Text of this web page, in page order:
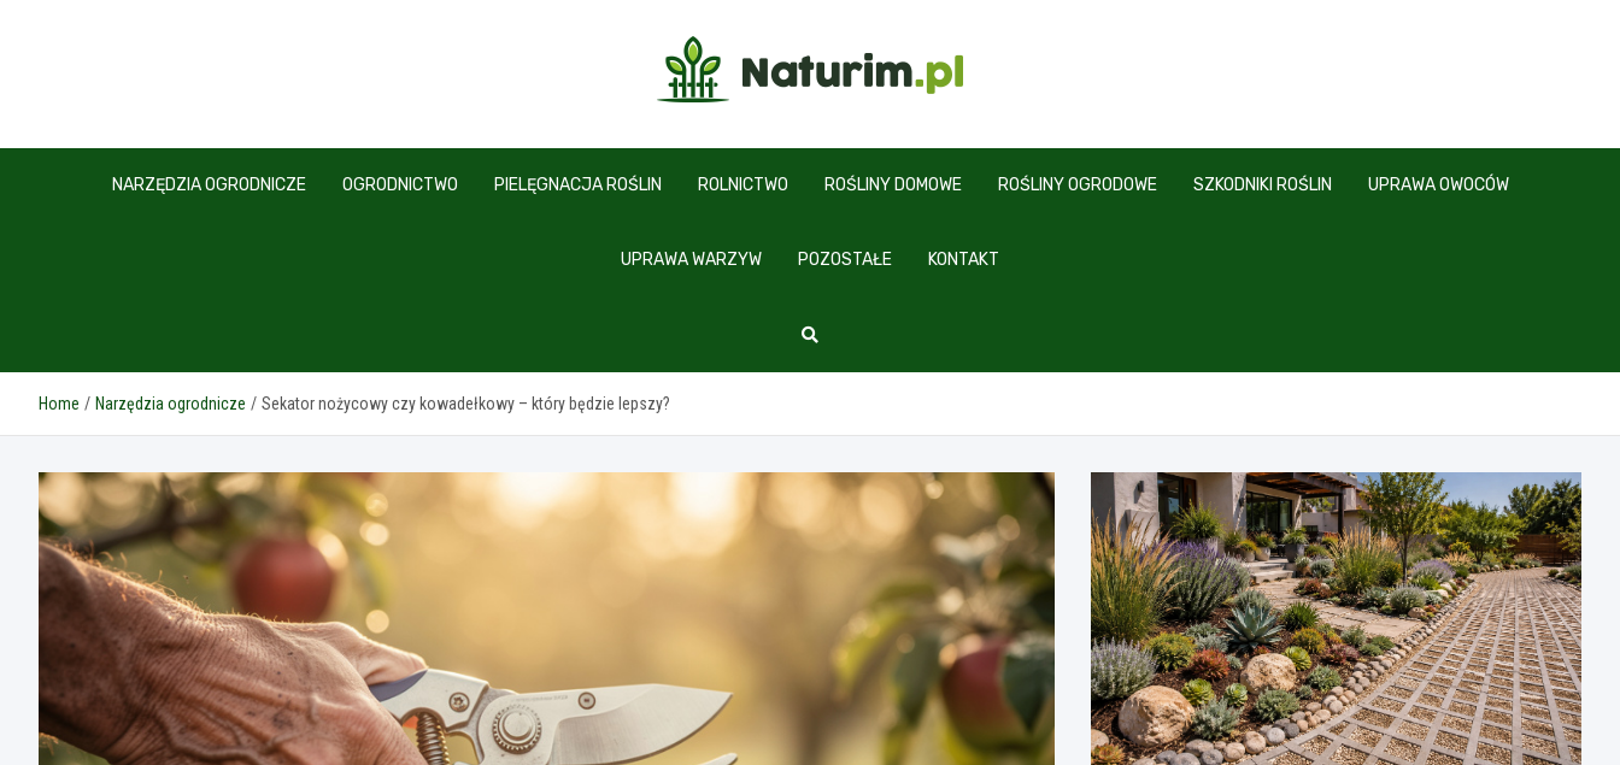
www.naturim.pl
NARZĘDZIA OGRODNICZE OGRODNICTWO PIELĘGNACJA ROŚLIN ROLNICTWO ROŚLINY DOMOWE ROŚLINY OGRODOWE SZKODNIKI ROŚLIN UPRAWA OWOCÓW
UPRAWA WARZYW POZOSTAŁE KONTAKT
Home Narzędzia ogrodnicze Sekator nożycowy czy kowadełkowy – który będzie lepszy?